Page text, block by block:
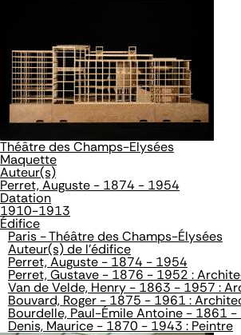
Théâtre des Champs-Elysées
Maquette
Auteur(s)
Perret, Auguste - 1874 - 1954
Datation
1910-1913
Édifice
Paris - Théâtre des Champs-Élysées
Auteur(s) de l'édifice
Perret, Auguste - 1874 - 1954
Perret, Gustave - 1876 - 1952 :
Van de Velde, Henry - 1863 - 1957 :
Bouvard, Roger - 1875 - 1961 :
Bourdelle, Paul-Émile Antoine - 1861
Denis, Maurice - 1870 - 1943 : Peintre